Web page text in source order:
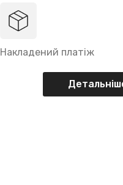
Накладений платіж